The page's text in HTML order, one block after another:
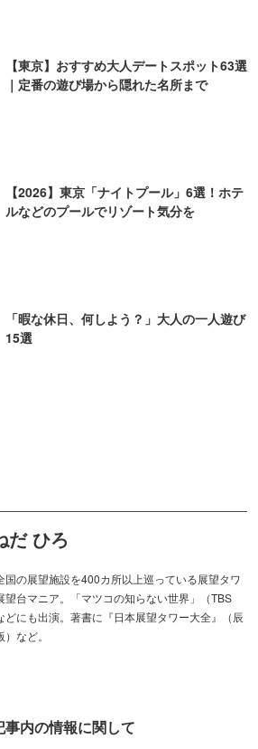
【東京】おすすめ大人デートスポット63選
｜定番の遊び場から隠れた名所まで
【2026】東京「ナイトプール」6選！ホテ
ルなどのプールでリゾート気分を
「暇な休日、何しよう？」大人の一人遊び
15選
だ ひろ
国の展望施設を400カ所以上巡っている展望タワ
望台マニア。「マツコの知らない世界」（TBS
どにも出演。著書に『日本展望タワー大全』（辰
など。
事内の情報に関して